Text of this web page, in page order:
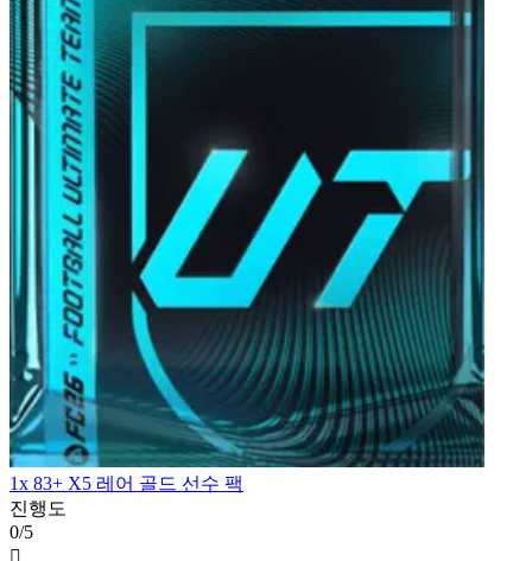
1x 83+ X5 레어 골드 선수 팩
진행도
0/5